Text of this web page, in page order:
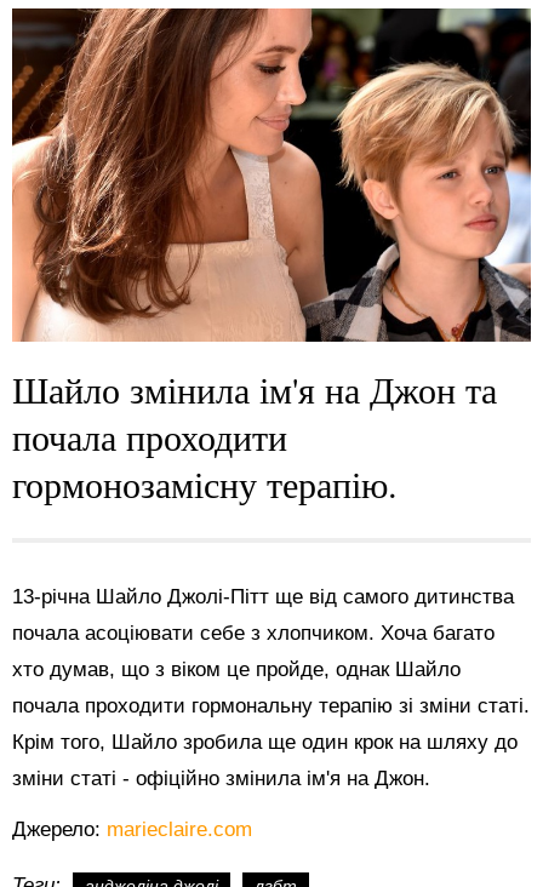
Шайло змінила ім'я на Джон та
почала проходити
гормонозамісну терапію.
13-річна Шайло Джолі-Пітт ще від самого дитинства
почала асоціювати себе з хлопчиком. Хоча багато
хто думав, що з віком це пройде, однак Шайло
почала проходити гормональну терапію зі зміни статі.
Крім того, Шайло зробила ще один крок на шляху до
зміни статі - офіційно змінила ім'я на Джон.
Джерело: marieclaire.com